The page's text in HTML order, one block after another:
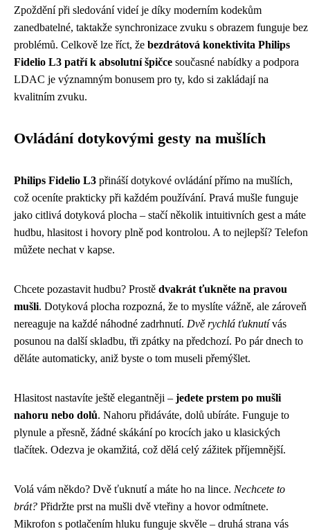
Zpoždění při sledování videí je díky moderním kodekům
zanedbatelné, taktakže synchronizace zvuku s obrazem funguje bez
problémů. Celkově lze říct, že bezdrátová konektivita Philips
Fidelio L3 patří k absolutní špičce současné nabídky a podpora
LDAC je významným bonusem pro ty, kdo si zakládají na
kvalitním zvuku.
Ovládání dotykovými gesty na mušlích
Philips Fidelio L3 přináší dotykové ovládání přímo na mušlích,
což oceníte prakticky při každém používání. Pravá mušle funguje
jako citlivá dotyková plocha – stačí několik intuitivních gest a máte
hudbu, hlasitost i hovory plně pod kontrolou. A to nejlepší? Telefon
můžete nechat v kapse.
Chcete pozastavit hudbu? Prostě dvakrát ťukněte na pravou
mušli. Dotyková plocha rozpozná, že to myslíte vážně, ale zároveň
nereaguje na každé náhodné zadrhnutí. Dvě rychlá ťuknutívás
posunou na další skladbu, tři zpátky na předchozí. Po pár dnech to
děláte automaticky, aniž byste o tom museli přemýšlet.
Hlasitost nastavíte ještě elegantněji – jedete prstem po mušli
nahoru nebo dolů. Nahoru přidáváte, dolů ubíráte. Funguje to
plynule a přesně, žádné skákání po krocích jako u klasických
tlačítek. Odezva je okamžitá, což dělá celý zážitek příjemnější.
Volá vám někdo? Dvě ťuknutí a máte ho na lince. Nechcete to
brát? Přidržte prst na mušli dvě vteřiny a hovor odmítnete.
Mikrofon s potlačením hluku funguje skvěle – druhá strana vás